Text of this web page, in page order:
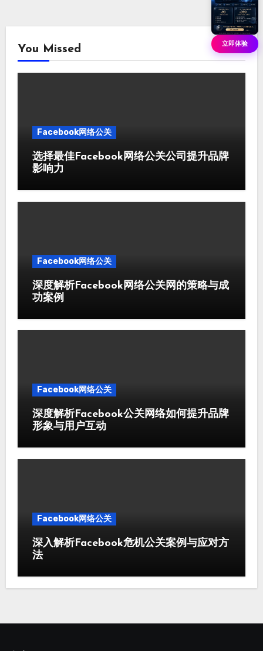
You Missed
Facebook网络公关
选择最佳Facebook网络公关公司提升品牌
影响力
Facebook网络公关
深度解析Facebook网络公关网的策略与成
功案例
Facebook网络公关
深度解析Facebook公关网络如何提升品牌
形象与用户互动
Facebook网络公关
深入解析Facebook危机公关案例与应对方
法
立即体验